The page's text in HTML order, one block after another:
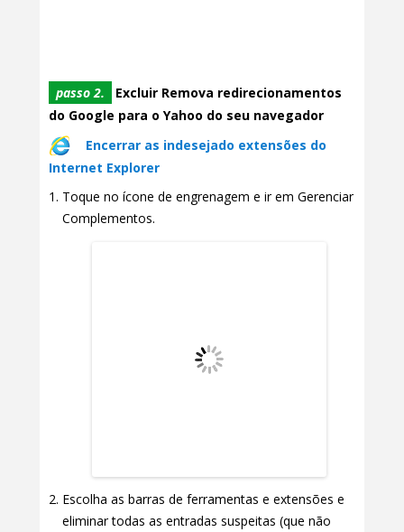
passo 2.
Excluir Remova redirecionamentos
do Google para o Yahoo do seu navegador
Encerrar as indesejado extensões do
Internet Explorer
Toque no ícone de engrenagem e ir em Gerenciar
Complementos.
Escolha as barras de ferramentas e extensões e
eliminar todas as entradas suspeitas (que não